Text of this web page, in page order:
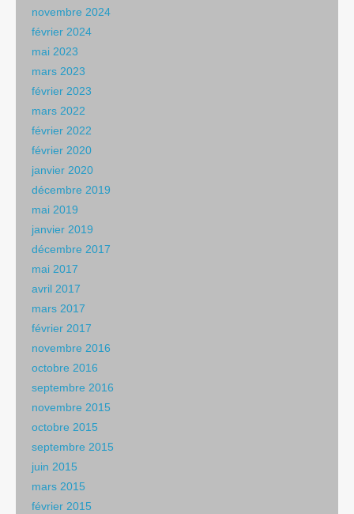
novembre 2024
février 2024
mai 2023
mars 2023
février 2023
mars 2022
février 2022
février 2020
janvier 2020
décembre 2019
mai 2019
janvier 2019
décembre 2017
mai 2017
avril 2017
mars 2017
février 2017
novembre 2016
octobre 2016
septembre 2016
novembre 2015
octobre 2015
septembre 2015
juin 2015
mars 2015
février 2015